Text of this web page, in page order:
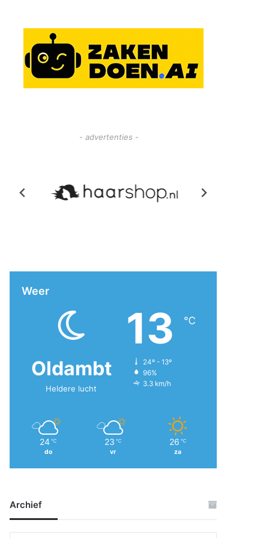
- advertenties -
Weer
Oldambt
Heldere lucht
13 ℃
24º - 13º
96%
3.3 km/h
24 ℃
do
23 ℃
vr
26 ℃
za
Archief